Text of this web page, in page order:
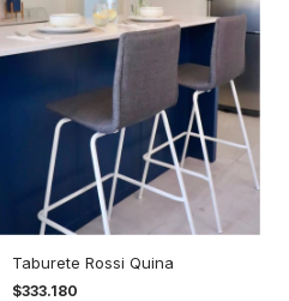
Taburete Rossi Quina
$333.180